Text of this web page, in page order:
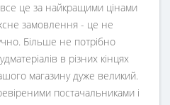
все це за найкращими цінами
замовлення - це не
Більше не потрібно
в різних кінцях
магазину дуже великий.
постачальниками і